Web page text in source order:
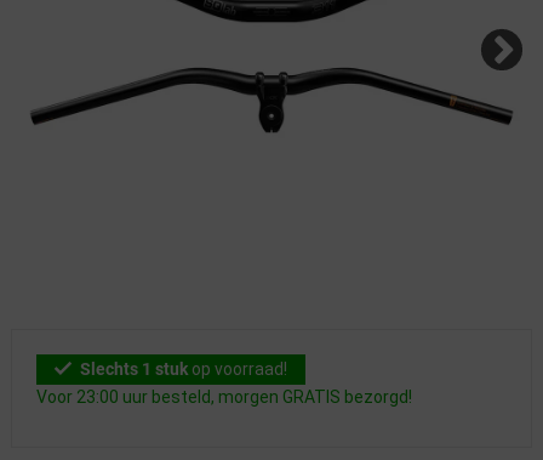
Slechts 1 stuk op voorraad!
Voor 23:00 uur besteld, morgen GRATIS bezorgd!